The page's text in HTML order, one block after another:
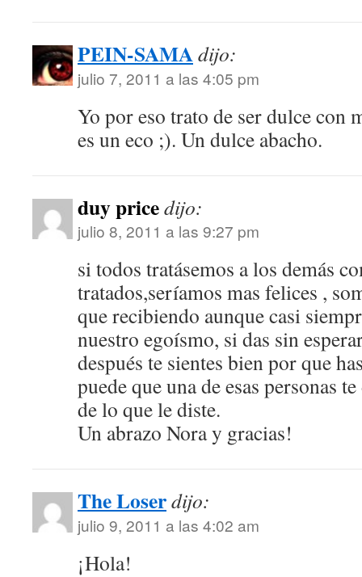
PEIN-SAMAdijo:
julio 7, 2011 a las 4:05 pm
Yo por eso trato de ser dulce con
es un eco ;). Un dulce abacho.
duy pricedijo:
julio 8, 2011 a las 9:27 pm
si todos tratásemos a los demás
tratados,seríamos mas felices ,
que recibiendo aunque casi
nuestro egoísmo, si das sin
después te sientes bien por que
puede que una de esas personas
de lo que le diste.
Un abrazo Nora y gracias!
The Loserdijo:
julio 9, 2011 a las 4:02 am
¡Hola!